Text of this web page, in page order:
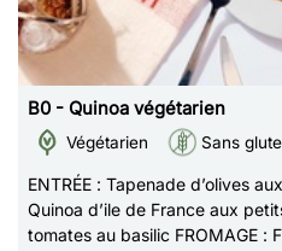
B0 - Quinoa végétarien
Végétarien Sans
ENTRÉE : Tapenade d’olives
Quinoa d’ile de France aux
tomates au basilic FROMAGE :